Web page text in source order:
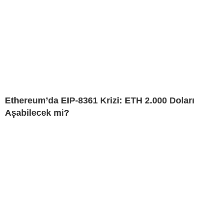
Ethereum’da EIP-8361 Krizi: ETH 2.000 Doları
Aşabilecek mi?